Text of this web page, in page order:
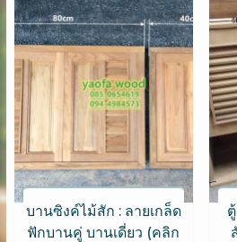
บานซิงค์ไม้สัก : ลายเกล็ด
ฟักบานคู่ บานเดี่ยว (คลิก